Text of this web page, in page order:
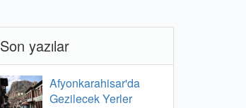
Son yazılar
Afyonkarahisar'da
Gezilecek Yerler